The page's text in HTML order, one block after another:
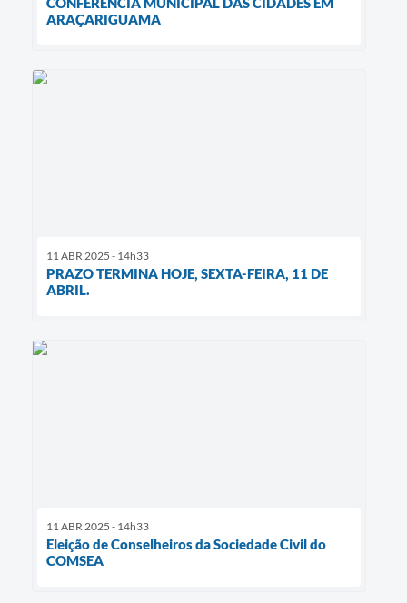
ARAÇARIGUAMA
11 ABR 2025 - 14h33
PRAZO TERMINA HOJE, SEXTA-FEIRA, 11 DE
ABRIL.
11 ABR 2025 - 14h33
Eleição de Conselheiros da Sociedade Civil do
COMSEA